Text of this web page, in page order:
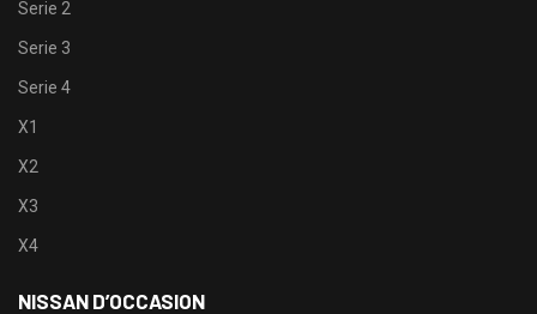
Serie 2
Serie 3
Serie 4
X1
X2
X3
X4
NISSAN D’OCCASION